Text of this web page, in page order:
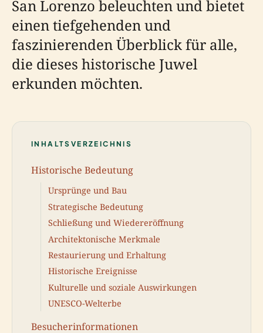
San Lorenzo beleuchten und bietet
einen tiefgehenden und
faszinierenden Überblick für alle,
die dieses historische Juwel
erkunden möchten.
INHALTSVERZEICHNIS
Historische Bedeutung
Ursprünge und Bau
Strategische Bedeutung
Schließung und Wiedereröffnung
Architektonische Merkmale
Restaurierung und Erhaltung
Historische Ereignisse
Kulturelle und soziale Auswirkungen
UNESCO-Welterbe
Besucherinformationen